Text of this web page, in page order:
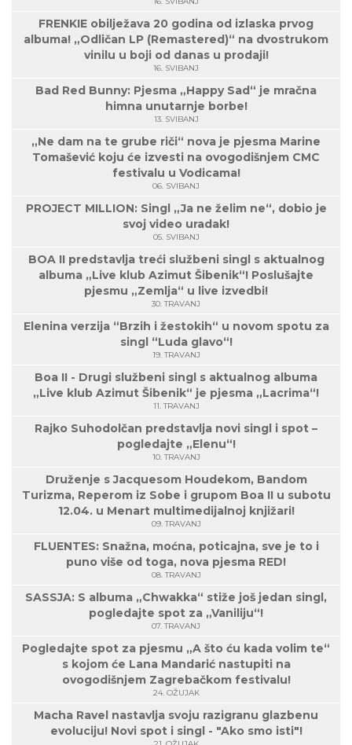
FRENKIE obilježava 20 godina od izlaska prvog
albuma! „Odličan LP (Remastered)“ na dvostrukom
vinilu u boji od danas u prodaji!
16. SVIBANJ
Bad Red Bunny: Pjesma „Happy Sad“ je mračna
himna unutarnje borbe!
13. SVIBANJ
„Ne dam na te grube riči“ nova je pjesma Marine
Tomašević koju će izvesti na ovogodišnjem CMC
festivalu u Vodicama!
06. SVIBANJ
PROJECT MILLION: Singl „Ja ne želim ne“, dobio je
svoj video uradak!
05. SVIBANJ
BOA II predstavlja treći službeni singl s aktualnog
albuma „Live klub Azimut Šibenik“! Poslušajte
pjesmu „Zemlja“ u live izvedbi!
30. TRAVANJ
Elenina verzija “Brzih i žestokih“ u novom spotu za
singl “Luda glavo“!
19. TRAVANJ
Boa II - Drugi službeni singl s aktualnog albuma
„Live klub Azimut Šibenik“ je pjesma „Lacrima“!
11. TRAVANJ
Rajko Suhodolčan predstavlja novi singl i spot –
pogledajte „Elenu“!
10. TRAVANJ
Druženje s Jacquesom Houdekom, Bandom
Turizma, Reperom iz Sobe i grupom Boa II u subotu
12.04. u Menart multimedijalnoj knjižari!
09. TRAVANJ
FLUENTES: Snažna, moćna, poticajna, sve je to i
puno više od toga, nova pjesma RED!
08. TRAVANJ
SASSJA: S albuma „Chwakka“ stiže još jedan singl,
pogledajte spot za „Vaniliju“!
07. TRAVANJ
Pogledajte spot za pjesmu „A što ću kada volim te“
s kojom će Lana Mandarić nastupiti na
ovogodišnjem Zagrebačkom festivalu!
24. OŽUJAK
Macha Ravel nastavlja svoju razigranu glazbenu
evoluciju! Novi spot i singl - "Ako smo isti"!